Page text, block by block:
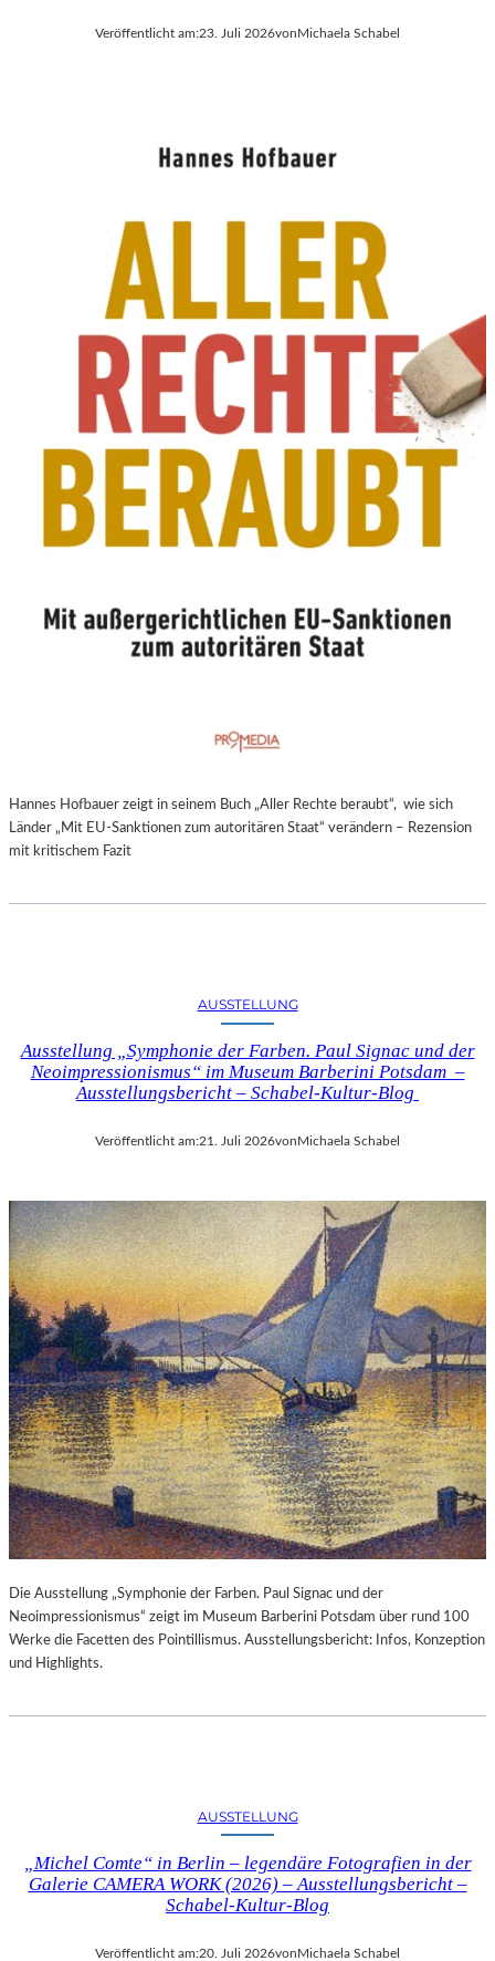
Veröffentlicht am:23. Juli 2026von Michaela Schabel
Hannes Hofbauer zeigt in seinem Buch „Aller Rechte beraubt“, wie sich
Länder „Mit EU-Sanktionen zum autoritären Staat“ verändern – Rezension
mit kritischem Fazit
AUSSTELLUNG
Ausstellung „Symphonie der Farben. Paul Signac und der
Neoimpressionismus“ im Museum Barberini Potsdam –
Ausstellungsbericht – Schabel-Kultur-Blog
Veröffentlicht am:21. Juli 2026von Michaela Schabel
Die Ausstellung „Symphonie der Farben. Paul Signac und der
Neoimpressionismus“ zeigt im Museum Barberini Potsdam über rund 100
Werke die Facetten des Pointillismus. Ausstellungsbericht: Infos, Konzeption
und Highlights.
AUSSTELLUNG
„Michel Comte“ in Berlin – legendäre Fotografien in der
Galerie CAMERA WORK (2026) – Ausstellungsbericht –
Schabel-Kultur-Blog
Veröffentlicht am:20. Juli 2026vonMichaela Schabel